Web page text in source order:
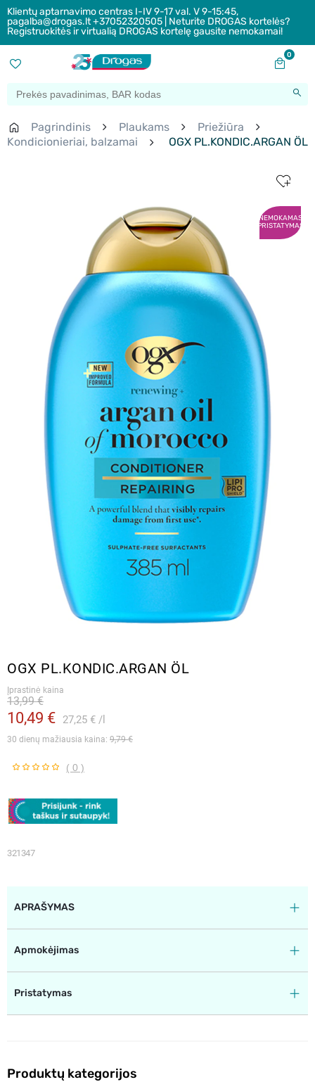
Klientų aptarnavimo centras I-IV 9-17 val. V 9-15:45,
pagalba@drogas.lt +37052320505 | Neturite DROGAS kortelės?
Registruokitės ir virtualią DROGAS kortelę gausite nemokamai!
0
Pagrindinis Plaukams
Priežiūra
Kondicionieriai, balzamai
OGX PL.KONDIC.ARGAN ÖL
NEMOKAMAS
PRISTATYMAS
OGX PL.KONDIC.ARGAN ÖL
Įprastinė kaina
10,49 € 27,25 €
13,99 €
30 dienų mažiausia kaina: 9,79 €
( 0 )
321347
APRAŠYMAS
Apmokėjimas
Pristatymas
Produktų kategorijos